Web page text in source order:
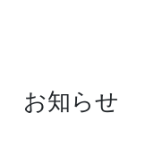
お知らせ